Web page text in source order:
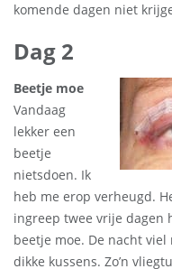
komende dagen niet
Dag 2
Beetje moe
Vandaag
lekker een
beetje
nietsdoen. Ik
heb me erop verheugd.
ingreep twee vrije dagen
beetje moe. De nacht
dikke kussens. Zo’n